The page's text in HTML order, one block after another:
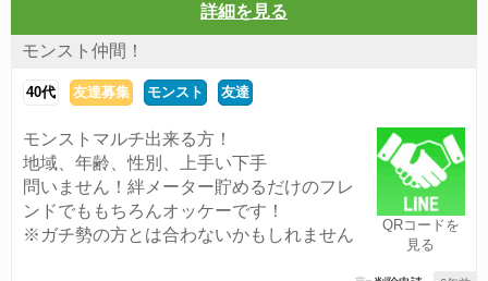
詳細を見る
モンスト仲間！
40代 友達募集 モンスト 友達
QRコードを
見る
モンストマルチ出来る方！
地域、年齢、性別、上手い下手
問いません！絆メーター貯めるだけのフレ
ンドでももちろんオッケーです！
※ガチ勢の方とは合わないかもしれません